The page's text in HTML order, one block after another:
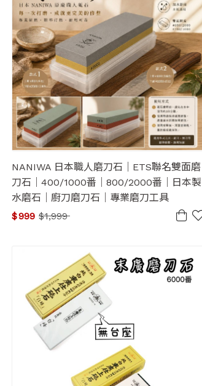
NANIWA 日本職人磨刀石｜ETS聯名雙面磨
刀石｜400/1000番｜800/2000番｜日本製
水磨石｜廚刀磨刀石｜專業磨刀工具
$1,999
$999